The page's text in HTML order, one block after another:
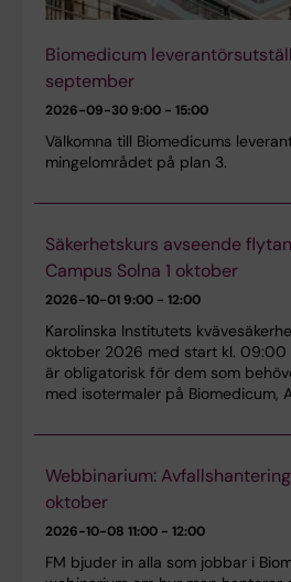
Biomedicum
september
2026-09-30 9:00 - 15:00
Välkomna till Biomedicums
mingelområdet på plan 3.
Säkerhetskurs avseende
Campus Solna 1 oktober
2026-10-01 9:00 - 12:00
Karolinska Institutets
oktober 2026 med start kl. 09:00
är obligatorisk för dem som
med isotermaler på Biomedicum,
Webbinarium:
oktober
2026-10-08 11:00 - 12:00
FM bjuder in alla som jobbar i